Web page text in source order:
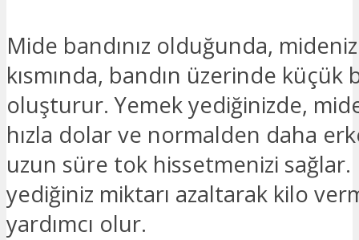
Mide bandınız olduğunda,
kısmında, bandın üzerinde küçük
oluşturur. Yemek yediğinizde,
hızla dolar ve normalden daha
uzun süre tok hissetmenizi sağlar.
yediğiniz miktarı azaltarak kilo
yardımcı olur.